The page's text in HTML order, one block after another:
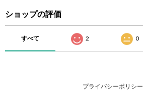
ショップの評価
すべて 2 0
プライバシーポリシー